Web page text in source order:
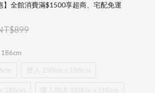
】全館消費滿$1500享超商、宅配免運